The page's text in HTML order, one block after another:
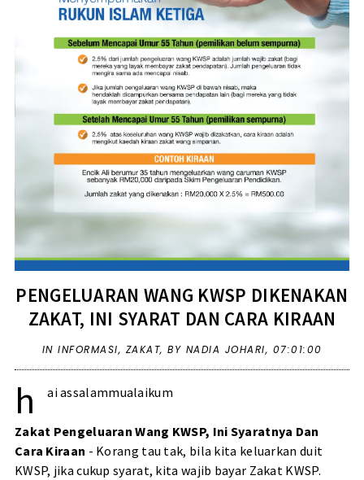
PENGELUARAN WANG KWSP DIKENAKAN
ZAKAT, INI SYARAT DAN CARA KIRAAN
IN INFORMASI, ZAKAT, BY NADIA JOHARI, 07:01:00
h ai assalammualaikum
Zakat Pengeluaran Wang KWSP, Ini Syaratnya Dan
Cara Kiraan - Korang tau tak, bila kita keluarkan duit
KWSP, jika cukup syarat, kita wajib bayar Zakat KWSP.